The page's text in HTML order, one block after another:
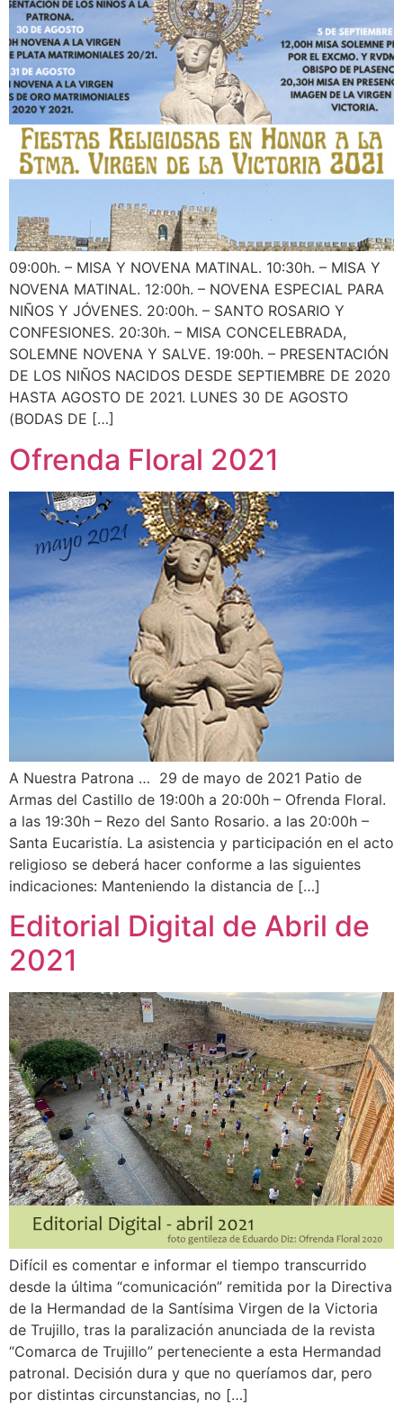
09:00h. – MISA Y NOVENA MATINAL. 10:30h. – MISA Y
NOVENA MATINAL. 12:00h. – NOVENA ESPECIAL PARA
NIÑOS Y JÓVENES. 20:00h. – SANTO ROSARIO Y
CONFESIONES. 20:30h. – MISA CONCELEBRADA,
SOLEMNE NOVENA Y SALVE. 19:00h. – PRESENTACIÓN
DE LOS NIÑOS NACIDOS DESDE SEPTIEMBRE DE 2020
HASTA AGOSTO DE 2021. LUNES 30 DE AGOSTO
(BODAS DE […]
Ofrenda Floral 2021
A Nuestra Patrona … 29 de mayo de 2021 Patio de
Armas del Castillo de 19:00h a 20:00h – Ofrenda Floral.
a las 19:30h – Rezo del Santo Rosario. a las 20:00h –
Santa Eucaristía. La asistencia y participación en el acto
religioso se deberá hacer conforme a las siguientes
indicaciones: Manteniendo la distancia de […]
Editorial Digital de Abril de
2021
Difícil es comentar e informar el tiempo transcurrido
desde la última “comunicación” remitida por la Directiva
de la Hermandad de la Santísima Virgen de la Victoria
de Trujillo, tras la paralización anunciada de la revista
“Comarca de Trujillo” perteneciente a esta Hermandad
patronal. Decisión dura y que no queríamos dar, pero
por distintas circunstancias, no […]